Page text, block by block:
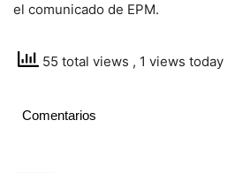
el comunicado de EPM.
55 total views , 1 views today
Comentarios